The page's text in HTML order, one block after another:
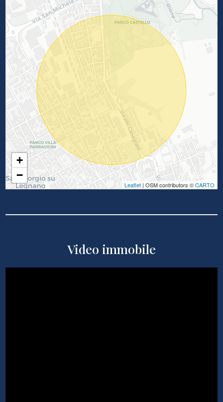
+
−
Leaflet| OSM contributors ©CARTO
Video immobile